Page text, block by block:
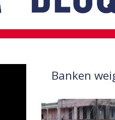
Banken